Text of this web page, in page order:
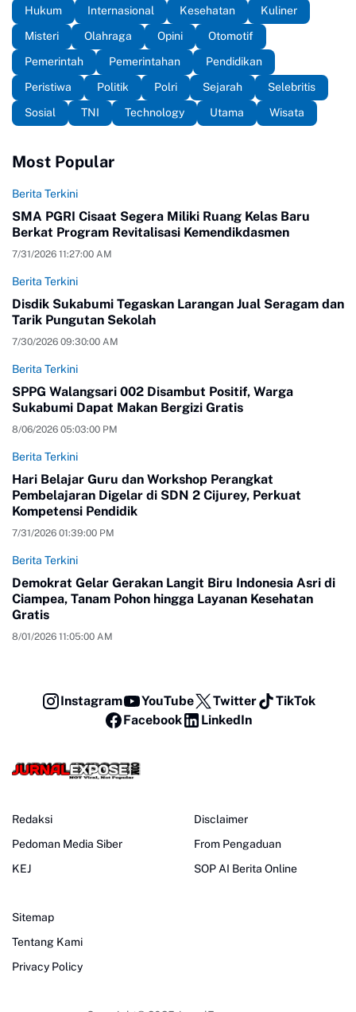
Hukum
Internasional Kesehatan
Kuliner
Misteri
Olahraga Opini
Otomotif
Pemerintah
Pemerintahan
Pendidikan
Peristiwa
Politik Polri Sejarah
Selebritis
Sosial
TNI Technology Utama Wisata
Most Popular
Berita Terkini
SMA PGRI Cisaat Segera Miliki Ruang Kelas Baru
Berkat Program Revitalisasi Kemendikdasmen
7/31/2026 11:27:00 AM
Berita Terkini
Disdik Sukabumi Tegaskan Larangan Jual Seragam dan
Tarik Pungutan Sekolah
7/30/2026 09:30:00 AM
Berita Terkini
SPPG Walangsari 002 Disambut Positif, Warga
Sukabumi Dapat Makan Bergizi Gratis
8/06/2026 05:03:00 PM
Berita Terkini
Hari Belajar Guru dan Workshop Perangkat
Pembelajaran Digelar di SDN 2 Cijurey, Perkuat
Kompetensi Pendidik
7/31/2026 01:39:00 PM
Berita Terkini
Demokrat Gelar Gerakan Langit Biru Indonesia Asri di
Ciampea, Tanam Pohon hingga Layanan Kesehatan
Gratis
8/01/2026 11:05:00 AM
Instagram YouTube Twitter
TikTok
Facebook
LinkedIn
Redaksi
Pedoman Media Siber
KEJ
Disclaimer
From Pengaduan
SOP AI Berita Online
Sitemap
Tentang Kami
Privacy Policy